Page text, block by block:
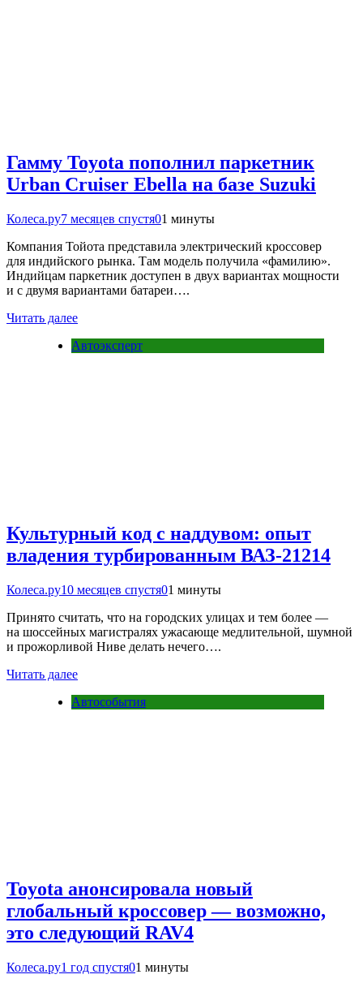
Гамму Toyota пополнил паркетник
Urban Cruiser Ebella на базе Suzuki
Колеса.ру7 месяцев спустя01 минуты
Компания Тойота представила электрический кроссовер
для индийского рынка. Там модель получила «фамилию».
Индийцам паркетник доступен в двух вариантах мощности
и с двумя вариантами батареи….
Читать далее
Автоэксперт
Культурный код с наддувом: опыт
владения турбированным ВАЗ-21214
Колеса.ру10 месяцев спустя01 минуты
Принято считать, что на городских улицах и тем более —
на шоссейных магистралях ужасающе медлительной, шумной
и прожорливой Ниве делать нечего….
Читать далее
Автособытия
Toyota анонсировала новый
глобальный кроссовер — возможно,
это следующий RAV4
Колеса.ру1 год спустя01 минуты